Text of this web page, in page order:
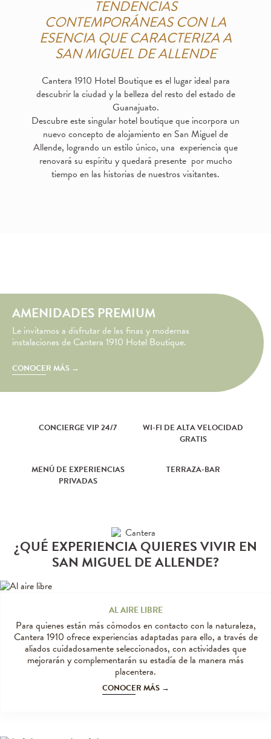
TENDENCIAS
CONTEMPORÁNEAS CON LA
ESENCIA QUE CARACTERIZA A
SAN MIGUEL DE ALLENDE
Cantera 1910 Hotel Boutique es el lugar ideal para
descubrir la ciudad y la belleza del resto del estado de
Guanajuato.
Descubre este singular hotel boutique que incorpora un
nuevo concepto de alojamiento en San Miguel de
Allende, logrando un estilo único, una experiencia que
renovará su espíritu y quedará presente por mucho
tiempo en las historias de nuestros visitantes.
AMENIDADES PREMIUM
Le invitamos a disfrutar de las finas y modernas
instalaciones de Cantera 1910 Hotel Boutique.
CONOCER MÁS →
CONCIERGE VIP 24/7
WI-FI DE ALTA VELOCIDAD
GRATIS
MENÚ DE EXPERIENCIAS
PRIVADAS
TERRAZA-BAR
¿QUÉ EXPERIENCIA QUIERES VIVIR EN
SAN MIGUEL DE ALLENDE?
AL AIRE LIBRE
Para quienes están más cómodos en contacto con la naturaleza,
Cantera 1910 ofrece experiencias adaptadas para ello, a través de
aliados cuidadosamente seleccionados, con actividades que
mejorarán y complementarán su estadía de la manera más
placentera.
CONOCER MÁS →